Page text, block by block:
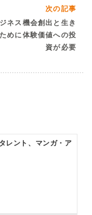
次の記事
ネス機会創出と生き
めに体験価値への投
資が必要
レント、マンガ・ア